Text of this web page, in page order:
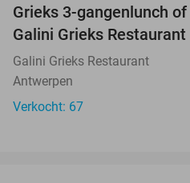
Grieks 3-gangenlunch
Galini Grieks Restaurant
Galini Grieks Restaurant
Antwerpen
Verkocht: 67